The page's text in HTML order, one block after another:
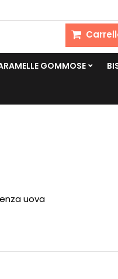
GOMMOSE
uova